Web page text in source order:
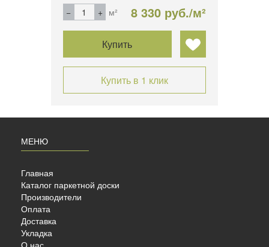
м²
8 330 руб./м²
Купить
Купить в 1 клик
МЕНЮ
Главная
Каталог паркетной доски
Производители
Оплата
Доставка
Укладка
О нас